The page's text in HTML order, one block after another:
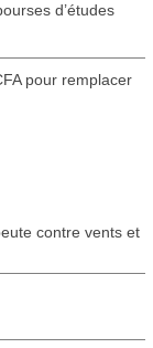
d’études
pour remplacer
contre vents et